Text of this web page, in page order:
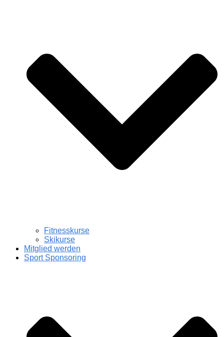
Fitnesskurse
Skikurse
Mitglied werden
Sport Sponsoring